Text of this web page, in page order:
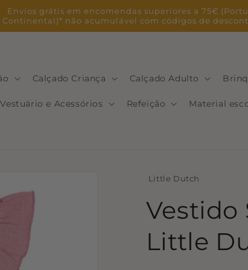
Envios grátis em encomendas superiores a 75€
Continental)* não acumulável com códigos de
Calçado Criança Calçado Adulto
Vestuário e Acessórios Refeição Material
Little Dutch
Vestido
Little